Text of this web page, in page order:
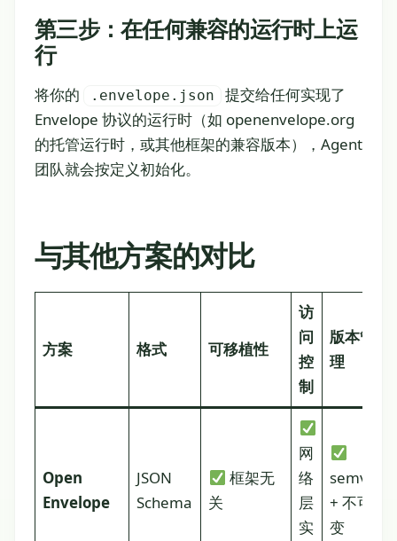
第三步：在任何兼容的运行时上运
行
将你的 .envelope.json
提交给任何实现了
Envelope 协议的运行时（如 openenvelope.org
的托管运行时，或其他框架的兼容版本），Agent
团队就会按定义初始化。
与其他方案的对比
方案 格式 可移植性
访
问
控
制
版本管
理
Open
Envelope
JSON
Schema
框架无
关
网
络
层
实
semver
+ 不可
变